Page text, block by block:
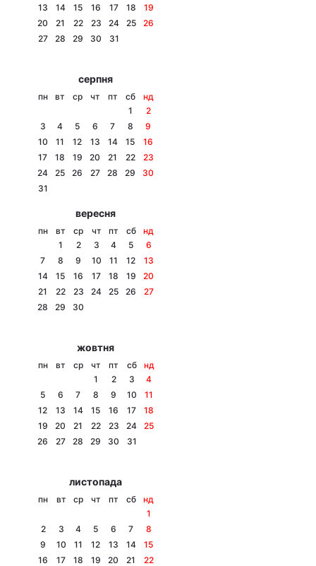
Архів
Тема оформлення
13
14 15 16 17 18
19
20
21 22 23 24 25
26
27
28 29 30 31
серпня
пн вт ср чт пт сб
нд
1
2
3
4 5 6 7 8
9
10
11 12 13 14 15
16
17
18 19 20 21 22
23
24
25 26 27 28 29
30
31
вересня
пн вт ср чт пт сб
нд
1
2 3 4 5
6
7
8 9 10 11 12
13
14
15 16 17 18 19
20
21
22 23 24 25 26
27
28
29 30
жовтня
пн вт ср чт пт сб
нд
1
2 3
4
5
6 7 8 9 10
11
12
13 14 15 16 17
18
19
20 21 22 23 24
25
26
27 28 29 30 31
листопада
пн вт ср чт пт сб
нд
1
2
3 4 5 6 7
8
9
10 11 12 13 14
15
16
17 18 19 20 21
22